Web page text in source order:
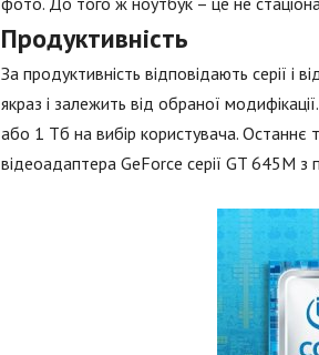
Продуктивність
За продуктивність відповідають серії i
якраз і залежить від обраної
або 1 Тб на вибір користувача. Останнє
відеоадаптера GeForce серії GT 645М